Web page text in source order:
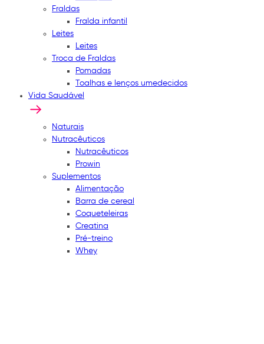
Fraldas
Fralda infantil
Leites
Leites
Troca de Fraldas
Pomadas
Toalhas e lenços umedecidos
Vida Saudável
Naturais
Nutracêuticos
Nutracêuticos
Prowin
Suplementos
Alimentação
Barra de cereal
Coqueteleiras
Creatina
Pré-treino
Whey